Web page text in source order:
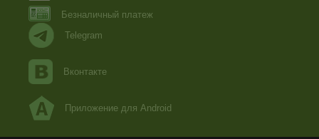
Безналичный платеж
Telegram
Вконтакте
Приложение для Android